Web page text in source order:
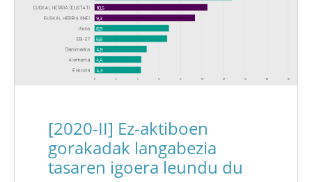
[2020-II] Ez-aktiboen
gorakadak langabezia
tasaren igoera leundu du